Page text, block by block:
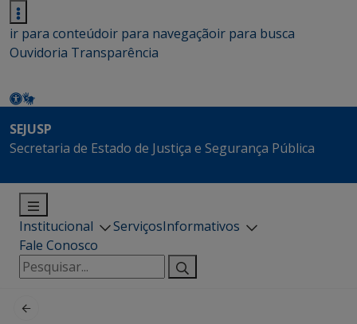
ir para conteúdoir para navegaçãoir para busca
Ouvidoria Transparência
SEJUSP
Secretaria de Estado de Justiça e Segurança Pública
Institucional ServiçosInformativos
Fale Conosco
Pesquisar
por: